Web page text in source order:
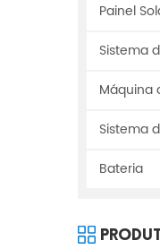
Painel
Sistema
Máquina
Sistema
Bateria